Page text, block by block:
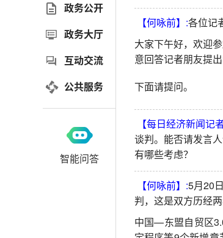
【何咏前】:各位记
大家下午好，欢迎
意回答记者朋友提出
下面请提问。
【每日经济新闻记
谈判。能否请发言
有哪些考虑？
【何咏前】:5月20
判，这是双方历经
中国—东盟自贸区
政务公开
政务大厅
互动交流
公共服务
智能问答